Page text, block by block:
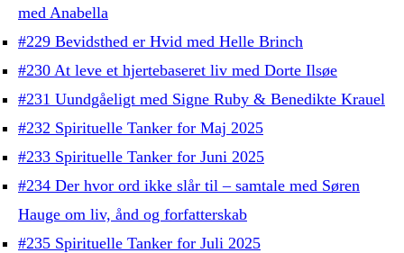
med Anabella
#229 Bevidsthed er Hvid med Helle Brinch
#230 At leve et hjertebaseret liv med Dorte Ilsøe
#231 Uundgåeligt med Signe Ruby & Benedikte Krauel
#232 Spirituelle Tanker for Maj 2025
#233 Spirituelle Tanker for Juni 2025
#234 Der hvor ord ikke slår til – samtale med Søren
Hauge om liv, ånd og forfatterskab
#235 Spirituelle Tanker for Juli 2025